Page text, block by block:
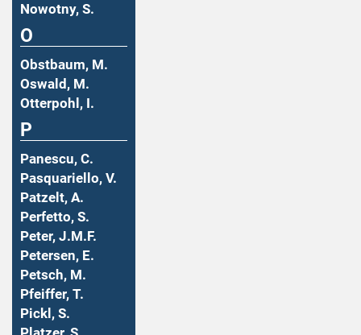
Nowotny, S.
O
Obstbaum, M.
Oswald, M.
Otterpohl, I.
P
Panescu, C.
Pasquariello, V.
Patzelt, A.
Perfetto, S.
Peter, J.M.F.
Petersen, E.
Petsch, M.
Pfeiffer, T.
Pickl, S.